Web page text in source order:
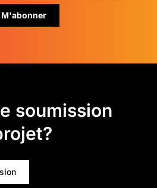
soumission